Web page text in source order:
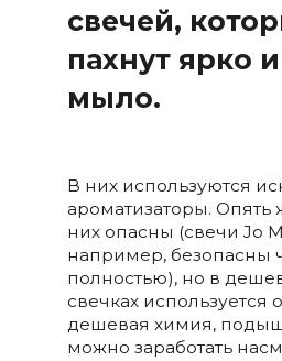
свечей,
пахнут ярко
мыло.
В них используются
ароматизаторы. Опять
них опасны (свечи Jo
например, безопасны
полностью), но в
свечках используется
дешевая химия,
можно заработать